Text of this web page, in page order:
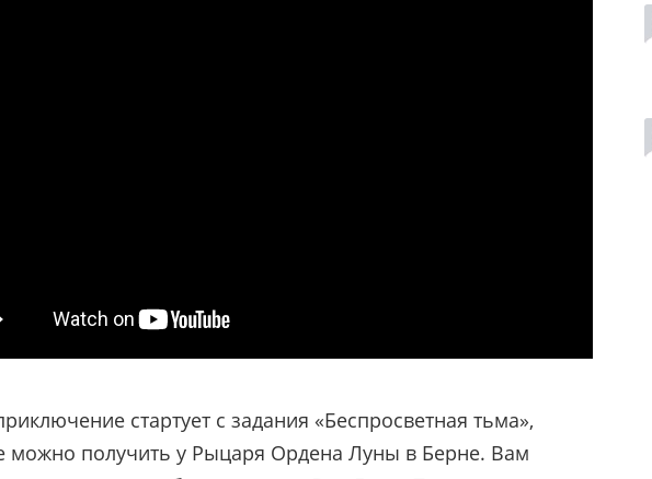
стартует с задания «Беспросветная тьма»,
можно получить у Рыцаря Ордена Луны в Берне. Вам